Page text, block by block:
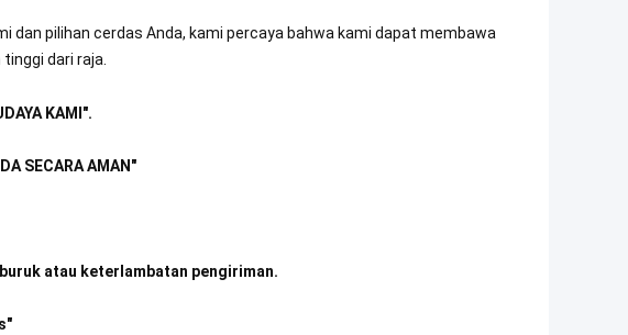
dan pilihan cerdas Anda, kami percaya bahwa kami dapat membawa
dari raja.
KAMI".
SECARA AMAN"
atau keterlambatan pengiriman.